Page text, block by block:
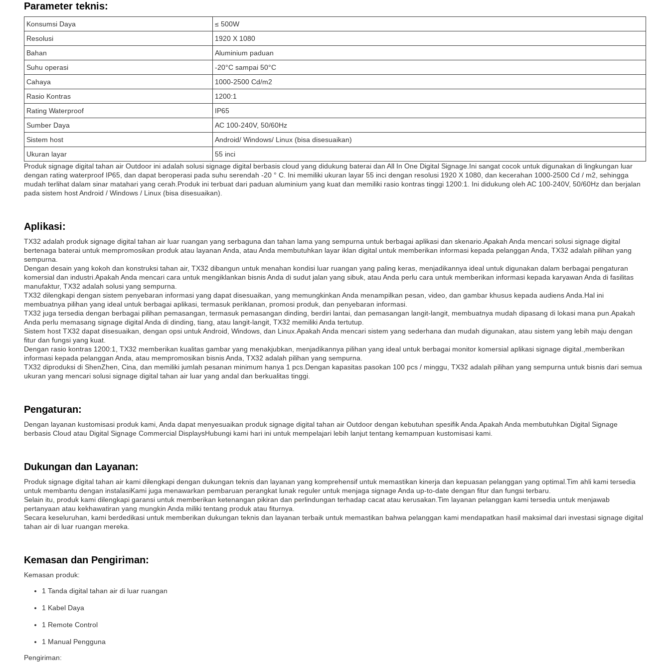
Parameter teknis:
Konsumsi Daya
≤ 500W
Resolusi
1920 X 1080
Bahan
Aluminium paduan
Suhu operasi
-20°C sampai 50°C
Cahaya
1000-2500 Cd/m2
Rasio Kontras
1200:1
Rating Waterproof
IP65
Sumber Daya
AC 100-240V, 50/60Hz
Sistem host
Android/ Windows/ Linux (bisa disesuaikan)
Ukuran layar
55 inci
Produk signage digital tahan air Outdoor ini adalah solusi signage digital berbasis cloud yang didukung baterai dan All In One Digital Signage.Ini sangat cocok untuk digunakan di lingkungan luar
dengan rating waterproof IP65, dan dapat beroperasi pada suhu serendah -20 ° C. Ini memiliki ukuran layar 55 inci dengan resolusi 1920 X 1080, dan kecerahan 1000-2500 Cd / m2, sehingga
mudah terlihat dalam sinar matahari yang cerah.Produk ini terbuat dari paduan aluminium yang kuat dan memiliki rasio kontras tinggi 1200:1. Ini didukung oleh AC 100-240V, 50/60Hz dan berjalan
pada sistem host Android / Windows / Linux (bisa disesuaikan).
Aplikasi:
TX32 adalah produk signage digital tahan air luar ruangan yang serbaguna dan tahan lama yang sempurna untuk berbagai aplikasi dan skenario.Apakah Anda mencari solusi signage digital
bertenaga baterai untuk mempromosikan produk atau layanan Anda, atau Anda membutuhkan layar iklan digital untuk memberikan informasi kepada pelanggan Anda, TX32 adalah pilihan yang
sempurna.
Dengan desain yang kokoh dan konstruksi tahan air, TX32 dibangun untuk menahan kondisi luar ruangan yang paling keras, menjadikannya ideal untuk digunakan dalam berbagai pengaturan
komersial dan industri.Apakah Anda mencari cara untuk mengiklankan bisnis Anda di sudut jalan yang sibuk, atau Anda perlu cara untuk memberikan informasi kepada karyawan Anda di fasilitas
manufaktur, TX32 adalah solusi yang sempurna.
TX32 dilengkapi dengan sistem penyebaran informasi yang dapat disesuaikan, yang memungkinkan Anda menampilkan pesan, video, dan gambar khusus kepada audiens Anda.Hal ini
membuatnya pilihan yang ideal untuk berbagai aplikasi, termasuk periklanan, promosi produk, dan penyebaran informasi.
TX32 juga tersedia dengan berbagai pilihan pemasangan, termasuk pemasangan dinding, berdiri lantai, dan pemasangan langit-langit, membuatnya mudah dipasang di lokasi mana pun.Apakah
Anda perlu memasang signage digital Anda di dinding, tiang, atau langit-langit, TX32 memiliki Anda tertutup.
Sistem host TX32 dapat disesuaikan, dengan opsi untuk Android, Windows, dan Linux.Apakah Anda mencari sistem yang sederhana dan mudah digunakan, atau sistem yang lebih maju dengan
fitur dan fungsi yang kuat.
Dengan rasio kontras 1200:1, TX32 memberikan kualitas gambar yang menakjubkan, menjadikannya pilihan yang ideal untuk berbagai monitor komersial aplikasi signage digital.,memberikan
informasi kepada pelanggan Anda, atau mempromosikan bisnis Anda, TX32 adalah pilihan yang sempurna.
TX32 diproduksi di ShenZhen, Cina, dan memiliki jumlah pesanan minimum hanya 1 pcs.Dengan kapasitas pasokan 100 pcs / minggu, TX32 adalah pilihan yang sempurna untuk bisnis dari semua
ukuran yang mencari solusi signage digital tahan air luar yang andal dan berkualitas tinggi.
Pengaturan:
Dengan layanan kustomisasi produk kami, Anda dapat menyesuaikan produk signage digital tahan air Outdoor dengan kebutuhan spesifik Anda.Apakah Anda membutuhkan Digital Signage
berbasis Cloud atau Digital Signage Commercial DisplaysHubungi kami hari ini untuk mempelajari lebih lanjut tentang kemampuan kustomisasi kami.
Dukungan dan Layanan:
Produk signage digital tahan air kami dilengkapi dengan dukungan teknis dan layanan yang komprehensif untuk memastikan kinerja dan kepuasan pelanggan yang optimal.Tim ahli kami tersedia
untuk membantu dengan instalasiKami juga menawarkan pembaruan perangkat lunak reguler untuk menjaga signage Anda up-to-date dengan fitur dan fungsi terbaru.
Selain itu, produk kami dilengkapi garansi untuk memberikan ketenangan pikiran dan perlindungan terhadap cacat atau kerusakan.Tim layanan pelanggan kami tersedia untuk menjawab
pertanyaan atau kekhawatiran yang mungkin Anda miliki tentang produk atau fiturnya.
Secara keseluruhan, kami berdedikasi untuk memberikan dukungan teknis dan layanan terbaik untuk memastikan bahwa pelanggan kami mendapatkan hasil maksimal dari investasi signage digital
tahan air di luar ruangan mereka.
Kemasan dan Pengiriman:
Kemasan produk:
1 Tanda digital tahan air di luar ruangan
1 Kabel Daya
1 Remote Control
1 Manual Pengguna
Pengiriman: